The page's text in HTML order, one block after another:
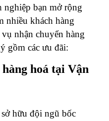
nghiệp bạn mở rộng
nhiều khách hàng
nhận chuyển hàng
gồm các ưu đãi:
hoá tại Vận
hữu đội ngũ bốc